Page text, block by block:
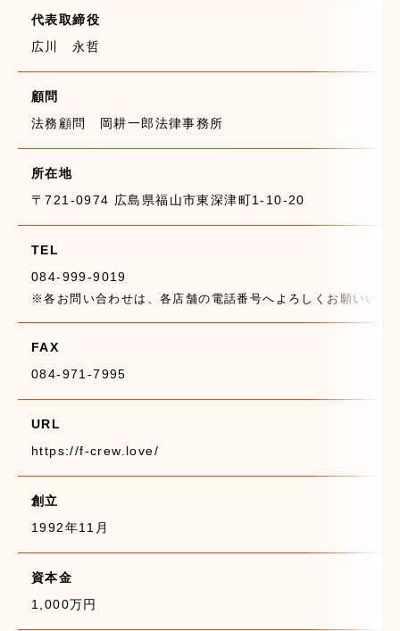
代表取締役
広川 永哲
顧問
法務顧問 岡耕一郎法律事務所
所在地
〒721-0974 広島県福山市東深津町1-10-20
TEL
084-999-9019
※各お問い合わせは、各店舗の電話番号へよろしくお願いいた
FAX
084-971-7995
URL
https://f-crew.love/
創立
1992年11月
資本金
1,000万円